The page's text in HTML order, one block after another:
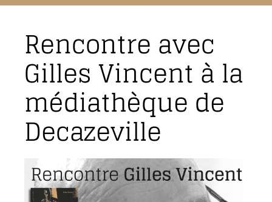
Rencontre avec
Gilles Vincent à la
médiathèque de
Decazeville